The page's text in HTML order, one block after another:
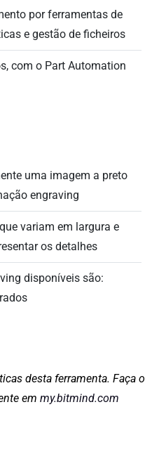
por ferramentas de
e gestão de ficheiros
com o Part Automation
uma imagem a preto
engraving
variam em largura e
os detalhes
disponíveis são:
desta ferramenta. Faça o
em my.bitmind.com